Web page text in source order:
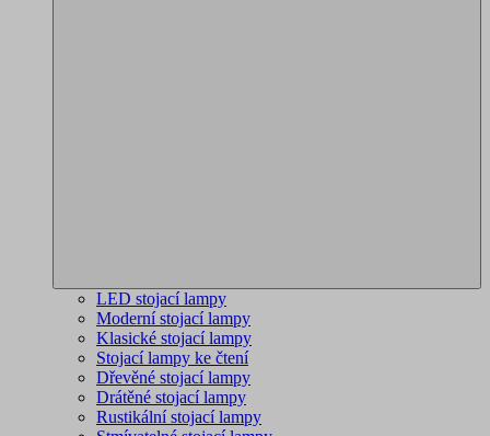
LED stojací lampy
Moderní stojací lampy
Klasické stojací lampy
Stojací lampy ke čtení
Dřevěné stojací lampy
Drátěné stojací lampy
Rustikální stojací lampy